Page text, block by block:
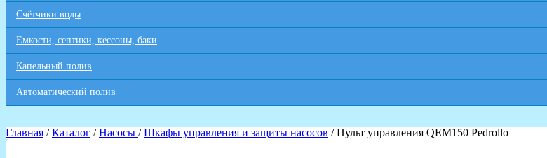
Счётчики воды
Емкости, септики, кессоны, баки
Капельный полив
Автоматический полив
Главная /Каталог /Насосы /Шкафы управления и защиты насосов / Пульт управления QEM150 Pedrollo